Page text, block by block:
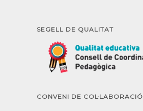
SEGELL DE QUALITAT
CONVENI DE COL·LABORACIÓ